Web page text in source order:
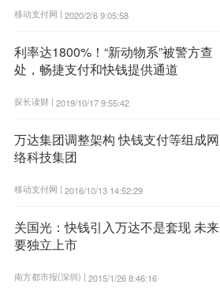
移动支付网 | 2020/2/6 9:05:58
利率达1800%！“新动物系”被警方查
处，畅捷支付和快钱提供通道
探长读财 | 2019/10/17 9:55:42
万达集团调整架构 快钱支付等组成网
络科技集团
移动支付网 | 2016/10/13 14:52:29
关国光：快钱引入万达不是套现 未来
要独立上市
南方都市报(深圳) | 2015/1/26 8:46:16